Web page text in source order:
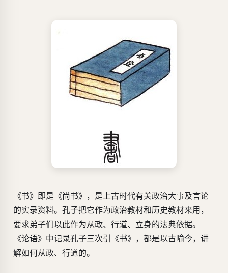
《书》即是《尚书》，是上古时代有关政治大事及言论
的实录资料。孔子把它作为政治教材和历史教材来用，
要求弟子们以此作为从政、行道、立身的法典依据。
《论语》中记录孔子三次引《书》，都是以古喻今，讲
解如何从政、行道的。